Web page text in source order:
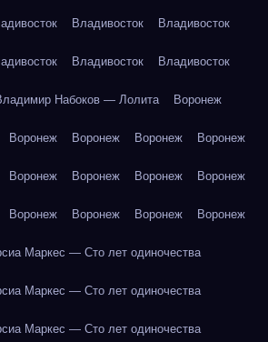
Владивосток Владивосток
Владивосток Владивосток
Набоков — Лолита Воронеж
Воронеж Воронеж Воронеж Воронеж
Воронеж Воронеж Воронеж Воронеж
Воронеж Воронеж Воронеж Воронеж
Маркес — Сто лет одиночества
Маркес — Сто лет одиночества
Маркес — Сто лет одиночества